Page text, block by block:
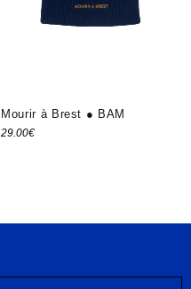
Mourir à Brest ● BAM
29.00€